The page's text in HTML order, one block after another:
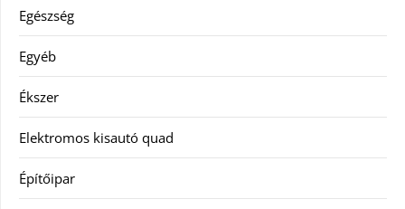
Egészség
Egyéb
Ékszer
Elektromos kisautó quad
Építőipar